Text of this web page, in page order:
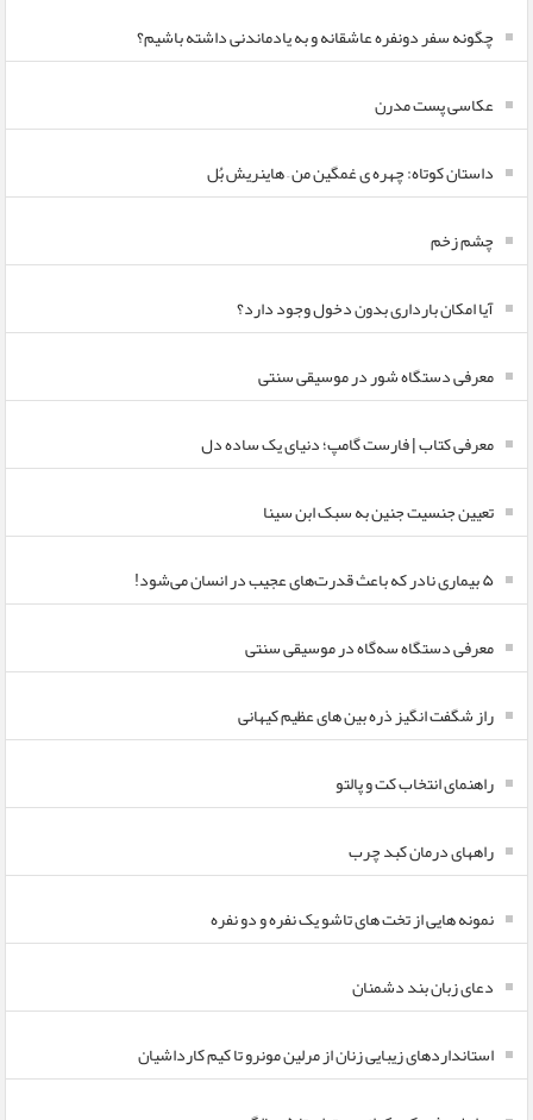
چگونه سفر دونفره عاشقانه و به یادماندنی داشته باشیم؟
عکاسی پست مدرن
داستان کوتاه: چهره ی غمگین من – هاینریش بُل
چشم زخم
آیا امکان بارداری بدون دخول وجود دارد؟
معرفی دستگاه شور در موسیقی سنتی
معرفی کتاب | فارست گامپ؛ دنیای یک ساده دل
تعیین جنسیت جنین به سبک ابن سینا
۵ بیماری نادر که باعث قدرت‌های عجیب در انسان می‌شود!
معرفی دستگاه سه‌گاه در موسیقی سنتی
راز شگفت انگیز ذره بین های عظیم کیهانی
راهنمای انتخاب کت و پالتو
راههای درمان کبد چرب
نمونه هایی از تخت های تاشو یک نفره و دو نفره
دعای زبان بند دشمنان
استانداردهای زیبایی زنان از مرلین مونرو تا کیم کارداشیان